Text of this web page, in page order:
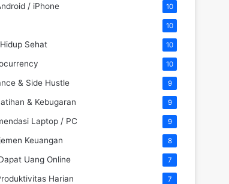
/ iPhone 10
10
Sehat 10
10
& Side Hustle 9
& Kebugaran 9
Laptop / PC 9
Keuangan 8
Uang Online 7
Harian 7